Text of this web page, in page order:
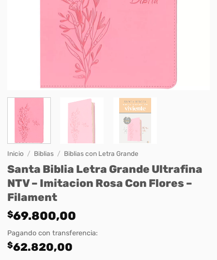
Inicio / Biblias / Biblias con Letra Grande
Santa Biblia Letra Grande Ultrafina
NTV – Imitacion Rosa Con Flores –
Filament
$69.800,00
Pagando con transferencia:
$62.820,00